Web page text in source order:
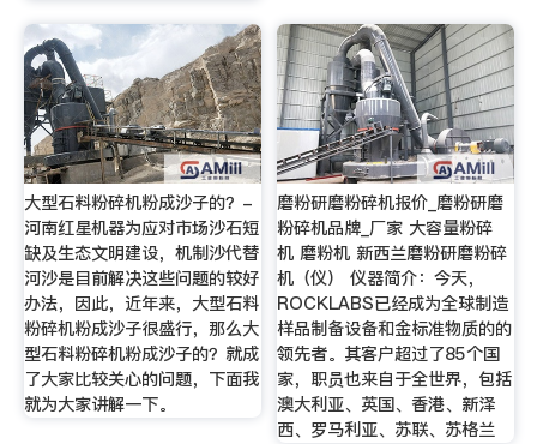
大型石料粉碎机粉成沙子的？-
河南红星机器为应对市场沙石短
缺及生态文明建设，机制沙代替
河沙是目前解决这些问题的较好
办法，因此，近年来，大型石料
粉碎机粉成沙子很盛行，那么大
型石料粉碎机粉成沙子的？就成
了大家比较关心的问题，下面我
就为大家讲解一下。
磨粉研磨粉碎机报价_磨粉研磨
粉碎机品牌_厂家 大容量粉碎
机 磨粉机 新西兰磨粉研磨粉碎
机（仪） 仪器简介：今天，
ROCKLABS已经成为全球制造
样品制备设备和金标准物质的的
领先者。其客户超过了85个国
家，职员也来自于全世界，包括
澳大利亚、英国、香港、新泽
西、罗马利亚、苏联、苏格兰